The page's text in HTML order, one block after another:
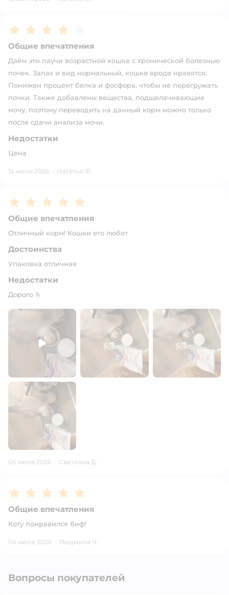
Рейтинг:4
Общие впечатления
Даём эти паучи возрастной кошке с хронической болезнью
почек. Запах и вид нормальный, кошке вроде нравятся.
Понижен процент белка и фосфора, чтобы не перегружать
почки. Также добавлены вещества, подщелачивающие
мочу, поэтому переводить на данный корм можно только
после сдачи анализа мочи.
Недостатки
Цена
15 июля 2026 · Наталья Ф.
Рейтинг:5
Общие впечатления
Отличный корм! Кошки его любят
Достоинства
Упаковка отличная
Недостатки
Дорого 🫰
06 июля 2026 · Светлана Д.
Рейтинг:5
Общие впечатления
Коту понравился биф!
04 июля 2026 · Людмила Ч.
Вопросы покупателей